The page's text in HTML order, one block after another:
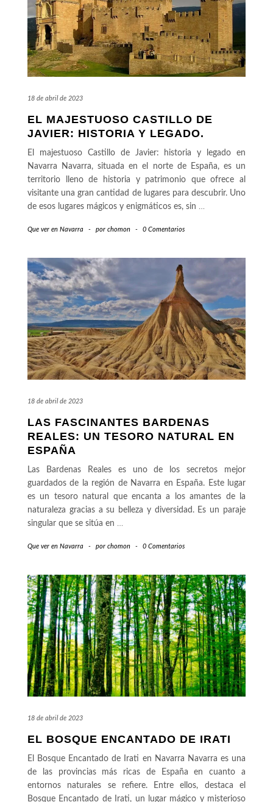
18 de abril de 2023
EL MAJESTUOSO CASTILLO DE
JAVIER: HISTORIA Y LEGADO.
El majestuoso Castillo de Javier: historia y legado en
Navarra Navarra, situada en el norte de España, es un
territorio lleno de historia y patrimonio que ofrece al
visitante una gran cantidad de lugares para descubrir. Uno
de esos lugares mágicos y enigmáticos es, sin …
Que ver en Navarra - por chomon - 0 Comentarios
18 de abril de 2023
LAS FASCINANTES BARDENAS
REALES: UN TESORO NATURAL EN
ESPAÑA
Las Bardenas Reales es uno de los secretos mejor
guardados de la región de Navarra en España. Este lugar
es un tesoro natural que encanta a los amantes de la
naturaleza gracias a su belleza y diversidad. Es un paraje
singular que se sitúa en …
Que ver en Navarra - por chomon - 0 Comentarios
18 de abril de 2023
EL BOSQUE ENCANTADO DE IRATI
El Bosque Encantado de Irati en Navarra Navarra es una
de las provincias más ricas de España en cuanto a
entornos naturales se refiere. Entre ellos, destaca el
Bosque Encantado de Irati, un lugar mágico y misterioso